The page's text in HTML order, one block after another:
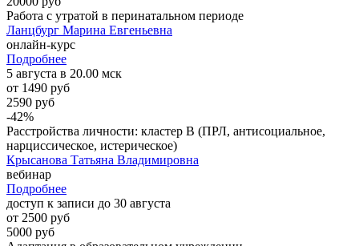
Работа с утратой в перинатальном периоде
Ланцбург Марина Евгеньевна
онлайн-курс
Подробнее
5 августа в 20.00 мск
от 1490 руб
2590 руб
-42%
Расстройства личности: кластер B (ПРЛ, антисоциальное,
нарциссическое, истерическое)
Крысанова Татьяна Владимировна
вебинар
Подробнее
доступ к записи до 30 августа
от 2500 руб
5000 руб